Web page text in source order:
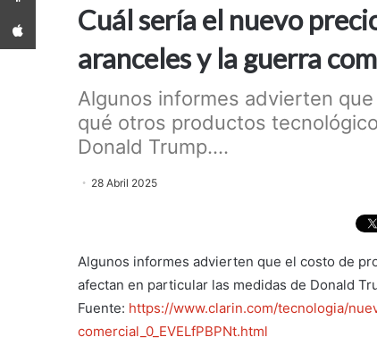
Cuál sería el nuevo
aranceles y la guerra
Algunos informes advierten
qué otros productos
Donald Trump....
28 Abril 2025
Algunos informes advierten que el costo de
afectan en particular las medidas de Donald
Fuente: https://www.clarin.com/tecnologia/
comercial_0_EVELfPBPNt.html